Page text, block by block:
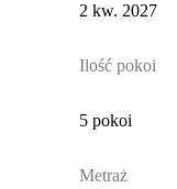
2 kw. 2027
Ilość pokoi
5 pokoi
Metraż